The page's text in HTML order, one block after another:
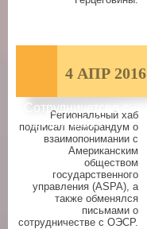
4 АПР 2016
Сотрудничетсво с
ASPA и ОЭСР
Региональный хаб
подписал меморандум о
взаимопонимании с
Американским
обществом
государственного
управления (ASPA), а
также обменялся
письмами о
сотрудничестве с ОЭСР.